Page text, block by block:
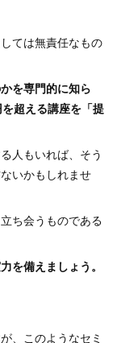
ては無責任なもの
を専門的に知ら
超える講座を「提
人もいれば、そう
いかもしれませ
ち会うものである
を備えましょう。
、このようなセミ